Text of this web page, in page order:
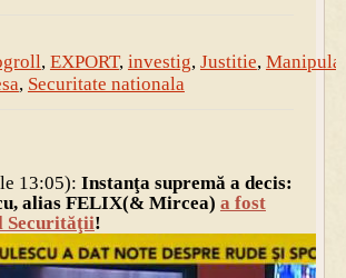
, EXPORT, investig, Justitie,
, Securitate nationala
13:05): Instanţa supremă a decis:
alias FELIX(& Mircea) a fost
Securităţii!